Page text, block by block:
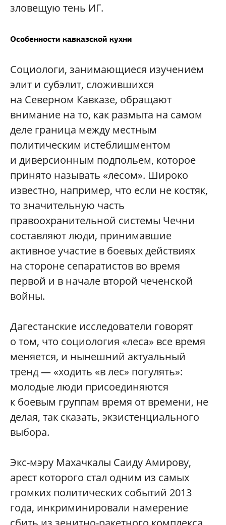
зловещую тень ИГ.
Особенности кавказской кухни
Социологи, занимающиеся изучением
элит и субэлит, сложившихся
на Северном Кавказе, обращают
внимание на то, как размыта на самом
деле граница между местным
политическим истеблишментом
и диверсионным подпольем, которое
принято называть «лесом». Широко
известно, например, что если не костяк,
то значительную часть
правоохранительной системы Чечни
составляют люди, принимавшие
активное участие в боевых действиях
на стороне сепаратистов во время
первой и в начале второй чеченской
войны.
Дагестанские исследователи говорят
о том, что социология «леса» все время
меняется, и нынешний актуальный
тренд — «ходить «в лес» погулять»:
молодые люди присоединяются
к боевым группам время от времени, не
делая, так сказать, экзистенциального
выбора.
Экс-мэру Махачкалы Саиду Амирову,
арест которого стал одним из самых
громких политических событий 2013
года, инкриминировали намерение